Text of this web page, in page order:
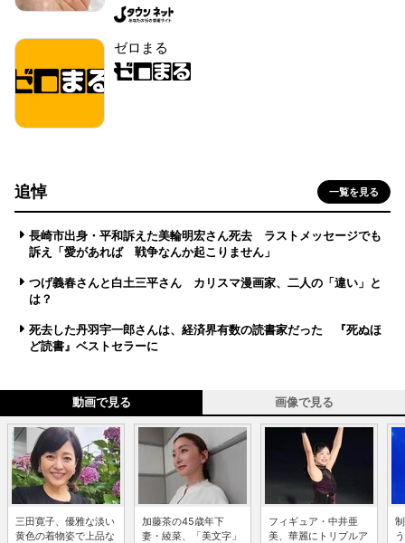
ゼロまる
追悼 一覧を見る
長崎市出身・平和訴えた美輪明宏さん死去 ラストメッセージでも
訴え「愛があれば 戦争なんか起こりません」
つげ義春さんと白土三平さん カリスマ漫画家、二人の「違い」と
は？
死去した丹羽宇一郎さんは、経済界有数の読書家だった 『死ぬほ
ど読書』ベストセラーに
動画で見る 画像で見る
三田寛子、優雅な淡い
黄色の着物姿で上品な
加藤茶の45歳年下
妻・綾菜、「美文字」
フィギュア・中井亜
美、華麗にトリプルア